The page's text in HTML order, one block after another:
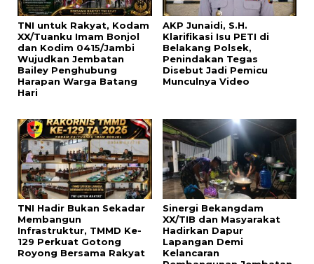
TNI untuk Rakyat, Kodam
XX/Tuanku Imam Bonjol
dan Kodim 0415/Jambi
Wujudkan Jembatan
Bailey Penghubung
Harapan Warga Batang
Hari
AKP Junaidi, S.H.
Klarifikasi Isu PETI di
Belakang Polsek,
Penindakan Tegas
Disebut Jadi Pemicu
Munculnya Video
TNI Hadir Bukan Sekadar
Membangun
Infrastruktur, TMMD Ke-
129 Perkuat Gotong
Royong Bersama Rakyat
Sinergi Bekangdam
XX/TIB dan Masyarakat
Hadirkan Dapur
Lapangan Demi
Kelancaran